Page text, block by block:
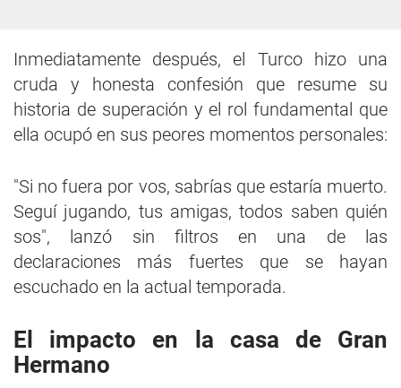
Inmediatamente después, el Turco hizo una
cruda y honesta confesión que resume su
historia de superación y el rol fundamental que
ella ocupó en sus peores momentos personales:
"Si no fuera por vos, sabrías que estaría muerto.
Seguí jugando, tus amigas, todos saben quién
sos", lanzó sin filtros en una de las
declaraciones más fuertes que se hayan
escuchado en la actual temporada.
El impacto en la casa de Gran
Hermano